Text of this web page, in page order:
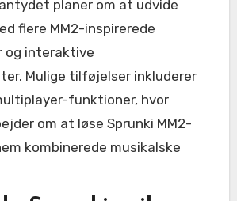
planer om at udvide
flere MM2-inspirerede
og interaktive
Mulige tilføjelser inkluderer
funktioner, hvor
om at løse Sprunki MM2-
kombinerede musikalske